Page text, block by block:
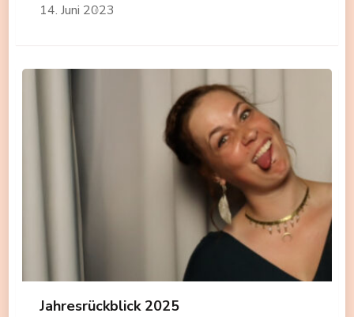
14. Juni 2023
Jahresrückblick 2025